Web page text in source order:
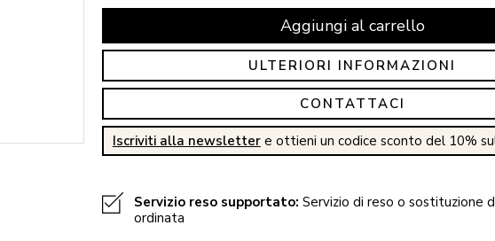
Aggiungi al carrello
ULTERIORI INFORMAZIONI
CONTATTACI
Iscriviti alla newslettere ottieni un codice sconto del 10%
Servizio reso supportato: Servizio di reso o sostituzione
ordinata